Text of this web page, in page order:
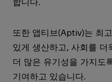
또한 앱티브(Aptiv)는 최
있게 생산하고, 사회를 더
더 많은 유기성을 가지도
기여하고 있습니다.